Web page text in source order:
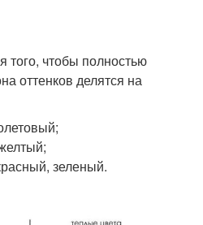
того, чтобы полностью
оттенков делятся на
зеленый.